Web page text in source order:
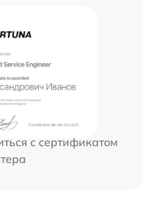
с сертификатом